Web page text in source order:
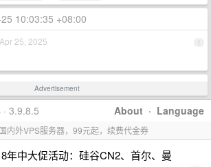
10:03:35 +08:00
1
Apr 25, 2025
Advertisement
About · Language
3.9.8.5
内外VPS服务器，99元起，续费代金券
年中大促活动：硅谷CN2、首尔、曼